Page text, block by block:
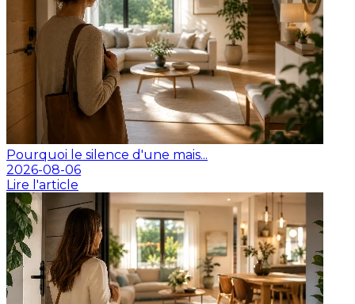
Pourquoi le silence d'une mais...
2026-08-06
Lire l'article